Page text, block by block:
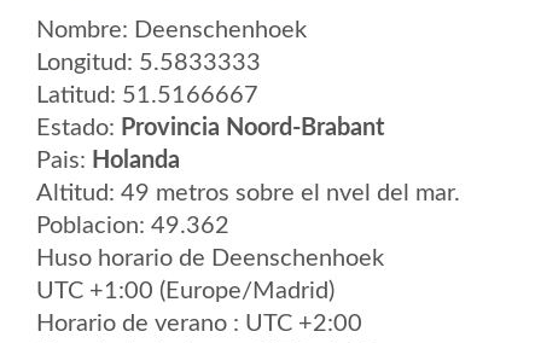
Nombre: Deenschenhoek
Longitud: 5.5833333
Latitud: 51.5166667
Estado: Provincia Noord-Brabant
Pais: Holanda
Altitud: 49 metros sobre el nvel del mar.
Poblacion: 49.362
Huso horario de Deenschenhoek
UTC +1:00 (Europe/Madrid)
Horario de verano : UTC +2:00